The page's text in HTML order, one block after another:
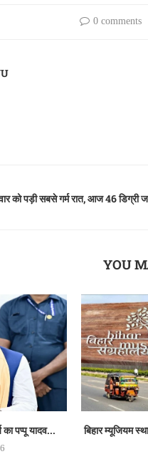
0 comments
को पड़ी सबसे गर्म रात, आज 46 डिग्री
YOU
का पप्पू यादव... बिहार म्यूजियम